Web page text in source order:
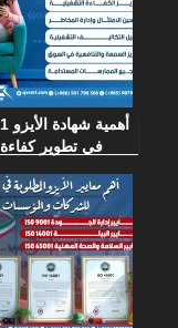
في تطوير كفاءة